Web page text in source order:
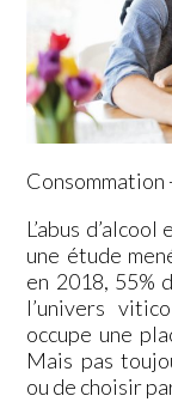
Consommation
L’abus
une étude
en 2018, 55%
l’univers
occupe une
Mais pas
ou de choisir